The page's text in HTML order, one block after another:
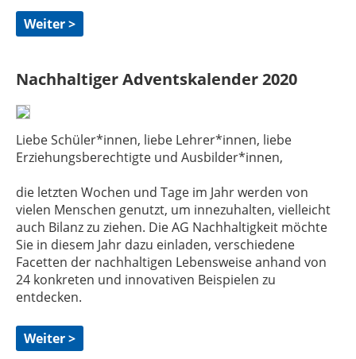
Weiter >
Nachhaltiger Adventskalender 2020
Liebe Schüler*innen, liebe Lehrer*innen, liebe
Erziehungsberechtigte und Ausbilder*innen,
die letzten Wochen und Tage im Jahr werden von
vielen Menschen genutzt, um innezuhalten, vielleicht
auch Bilanz zu ziehen. Die AG Nachhaltigkeit möchte
Sie in diesem Jahr dazu einladen, verschiedene
Facetten der nachhaltigen Lebensweise anhand von
24 konkreten und innovativen Beispielen zu
entdecken.
Weiter >